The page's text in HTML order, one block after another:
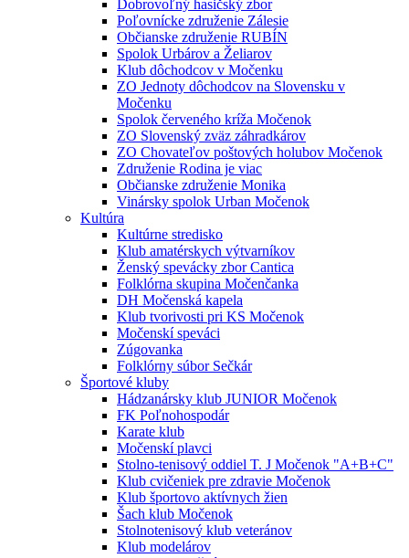
Dobrovoľný hasičský zbor
Poľovnícke združenie Zálesie
Občianske združenie RUBÍN
Spolok Urbárov a Želiarov
Klub dôchodcov v Močenku
ZO Jednoty dôchodcov na Slovensku v
Močenku
Spolok červeného kríža Močenok
ZO Slovenský zväz záhradkárov
ZO Chovateľov poštových holubov Močenok
Združenie Rodina je viac
Občianske združenie Monika
Vinársky spolok Urban Močenok
Kultúra
Kultúrne stredisko
Klub amatérskych výtvarníkov
Ženský spevácky zbor Cantica
Folklórna skupina Močenčanka
DH Močenská kapela
Klub tvorivosti pri KS Močenok
Močenskí speváci
Zúgovanka
Folklórny súbor Sečkár
Športové kluby
Hádzanársky klub JUNIOR Močenok
FK Poľnohospodár
Karate klub
Močenskí plavci
Stolno-tenisový oddiel T. J Močenok "A+B+C"
Klub cvičeniek pre zdravie Močenok
Klub športovo aktívnych žien
Šach klub Močenok
Stolnotenisový klub veteránov
Klub modelárov